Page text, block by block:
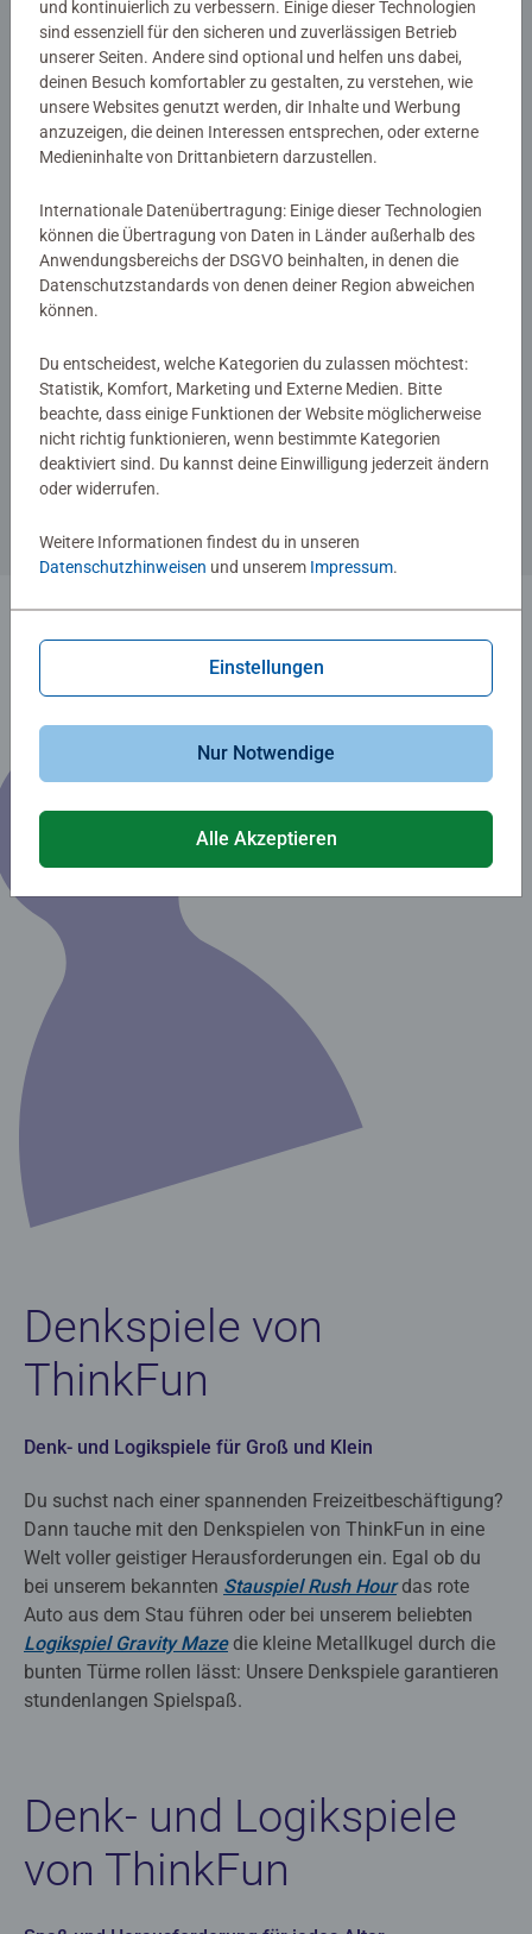
Rush Hour®2 - Eine Erweiterung Sudoku 5x5
-10%
17,99 €
16,19 €
Cold Case: Eine todsichere
Geschichte
Mystery und Escape
11,99 €
Denkspiele von
ThinkFun
Denk- und Logikspiele für Groß und Klein
Du suchst nach einer spannenden Freizeitbeschäftigung?
Dann tauche mit den Denkspielen von ThinkFun in eine
Welt voller geistiger Herausforderungen ein. Egal ob du
bei unserem bekannten Stauspiel Rush Hourdas rote
Auto aus dem Stau führen oder bei unserem beliebten
Logikspiel Gravity Maze die kleine Metallkugel durch die
bunten Türme rollen lässt: Unsere Denkspiele garantieren
stundenlangen Spielspaß.
Denk- und Logikspiele
von ThinkFun
und kontinuierlich zu verbessern. Einige dieser Technologien
sind essenziell für den sicheren und zuverlässigen Betrieb
unserer Seiten. Andere sind optional und helfen uns dabei,
deinen Besuch komfortabler zu gestalten, zu verstehen, wie
unsere Websites genutzt werden, dir Inhalte und Werbung
anzuzeigen, die deinen Interessen entsprechen, oder externe
Medieninhalte von Drittanbietern darzustellen.
Internationale Datenübertragung: Einige dieser Technologien
können die Übertragung von Daten in Länder außerhalb des
Anwendungsbereichs der DSGVO beinhalten, in denen die
Datenschutzstandards von denen deiner Region abweichen
können.
Du entscheidest, welche Kategorien du zulassen möchtest:
Statistik, Komfort, Marketing und Externe Medien. Bitte
beachte, dass einige Funktionen der Website möglicherweise
nicht richtig funktionieren, wenn bestimmte Kategorien
deaktiviert sind. Du kannst deine Einwilligung jederzeit ändern
oder widerrufen.
Weitere Informationen findest du in unseren
Datenschutzhinweisen und unserem Impressum.
Einstellungen
Nur Notwendige
Alle Akzeptieren